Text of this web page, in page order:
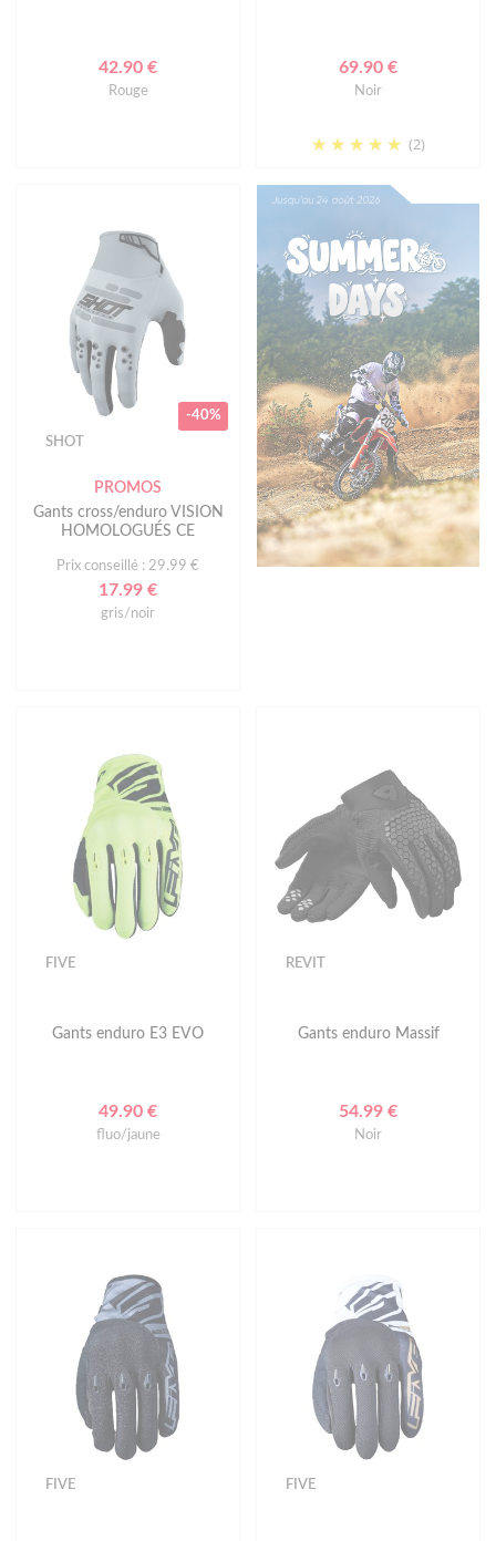
42.90 €
Rouge
69.90 €
Noir
(2)
-40%
SHOT
PROMOS
Gants cross/enduro VISION
HOMOLOGUÉS CE
Prix conseillé : 29.99 €
17.99 €
gris/noir
FIVE
Gants enduro E3 EVO
49.90 €
fluo/jaune
REVIT
Gants enduro Massif
54.99 €
Noir
FIVE FIVE